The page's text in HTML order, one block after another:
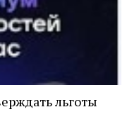
льготы